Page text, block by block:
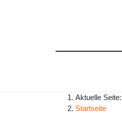
Aktuelle Seite:
Startseite